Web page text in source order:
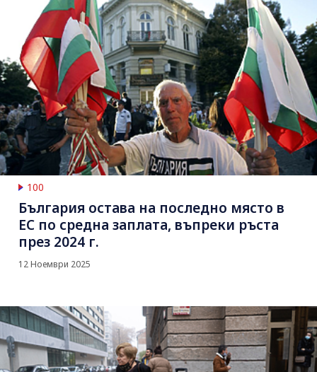
100
България остава на последно място в
ЕС по средна заплата, въпреки ръста
през 2024 г.
12 Ноември 2025